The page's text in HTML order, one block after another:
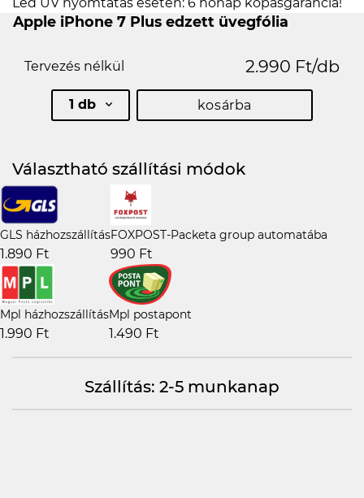
Apple iPhone 7 Plus edzett üvegfólia
Tervezés nélkül 2.990 Ft/db
1 db kosárba
Választható szállítási módok
GLS házhozszállítás
1.890 Ft
FOXPOST-Packeta group automatába
990 Ft
Mpl házhozszállítás
1.990 Ft
Mpl postapont
1.490 Ft
Szállítás: 2-5 munkanap